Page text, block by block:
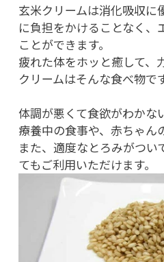
玄米クリームは消化吸収に
に負担をかけることなく、
ことができます。
疲れた体をホッと癒して、
クリームはそんな食べ物です
体調が悪くて食欲がわかな
療養中の食事や、赤ちゃん
また、適度なとろみがつい
てもご利用いただけます。